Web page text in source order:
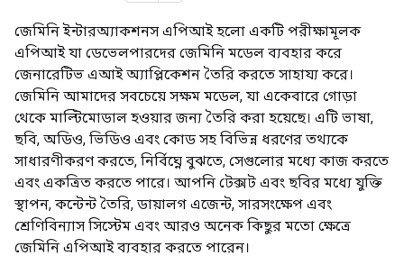
জেমিনি ইন্টারঅ্যাকশনস এপিআই হলো একটি পরীক্ষামূলক
এপিআই যা ডেভেলপারদের জেমিনি মডেল ব্যবহার করে
জেনারেটিভ এআই অ্যাপ্লিকেশন তৈরি করতে সাহায্য করে।
জেমিনি আমাদের সবচেয়ে সক্ষম মডেল, যা একেবারে গোড়া
থেকে মাল্টিমোডাল হওয়ার জন্য তৈরি করা হয়েছে। এটি ভাষা,
ছবি, অডিও, ভিডিও এবং কোড সহ বিভিন্ন ধরণের তথ্যকে
সাধারণীকরণ করতে, নির্বিঘ্নে বুঝতে, সেগুলোর মধ্যে কাজ করতে
এবং একত্রিত করতে পারে। আপনি টেক্সট এবং ছবির মধ্যে যুক্তি
স্থাপন, কন্টেন্ট তৈরি, ডায়ালগ এজেন্ট, সারসংক্ষেপ এবং
শ্রেণিবিন্যাস সিস্টেম এবং আরও অনেক কিছুর মতো ক্ষেত্রে
জেমিনি এপিআই ব্যবহার করতে পারেন।